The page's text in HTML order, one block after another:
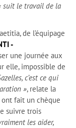
suit le travail de la
de l’équipage
-
une journée aux
elle, impossible de
c’est ce qui
», relate la
ont fait un chèque
suivre trois
les aider,